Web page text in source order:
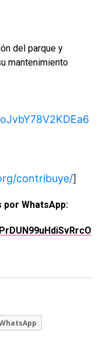
del parque y
mantenimiento
contribuye/]
WhatsApp: